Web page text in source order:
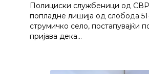
Полициски службеници од
попладне лишија од слобода
струмичко село, постапувајќи
пријава дека…